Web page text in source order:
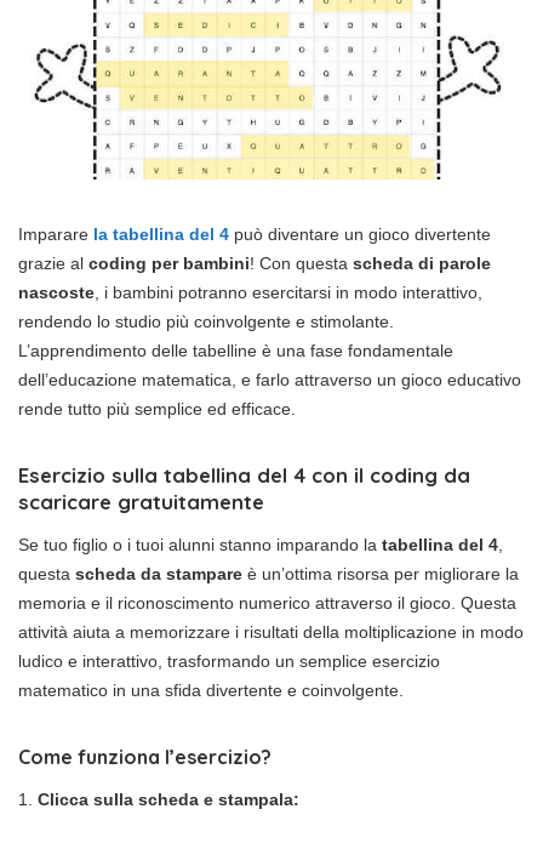
Imparare la tabellina del 4 può diventare un gioco divertente
grazie al coding per bambini! Con questa scheda di parole
nascoste, i bambini potranno esercitarsi in modo interattivo,
rendendo lo studio più coinvolgente e stimolante.
L’apprendimento delle tabelline è una fase fondamentale
dell’educazione matematica, e farlo attraverso un gioco educativo
rende tutto più semplice ed efficace.
Esercizio sulla tabellina del 4 con il coding da
scaricare gratuitamente
Se tuo figlio o i tuoi alunni stanno imparando la tabellina del 4,
questa scheda da stampare è un’ottima risorsa per migliorare la
memoria e il riconoscimento numerico attraverso il gioco. Questa
attività aiuta a memorizzare i risultati della moltiplicazione in modo
ludico e interattivo, trasformando un semplice esercizio
matematico in una sfida divertente e coinvolgente.
Come funziona l’esercizio?
Clicca sulla scheda e stampala: